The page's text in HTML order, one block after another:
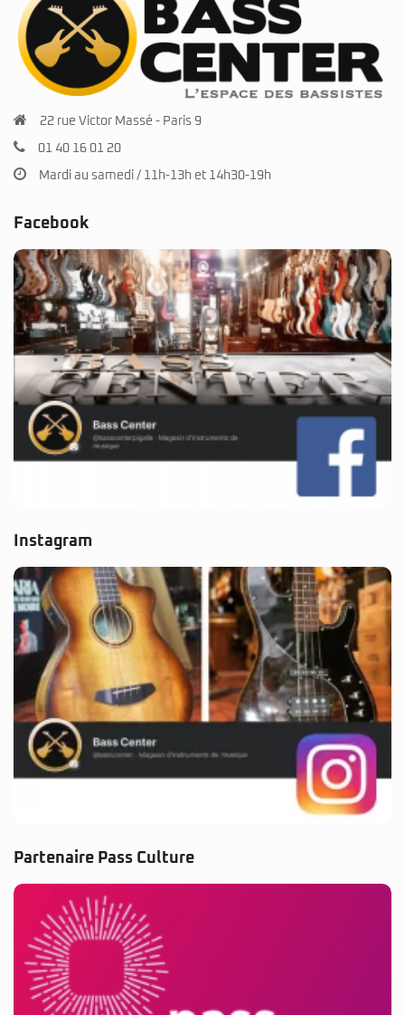
22 rue Victor Massé - Paris 9
01 40 16 01 20
Mardi au samedi / 11h-13h et 14h30-19h
Facebook
Instagram
Partenaire Pass Culture